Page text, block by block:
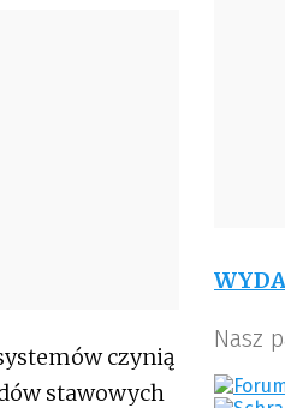
czynią
stawowych
Nasz